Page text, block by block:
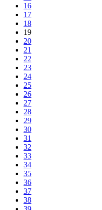
16
17
18
19
20
21
22
23
24
25
26
27
28
29
30
31
32
33
34
35
36
37
38